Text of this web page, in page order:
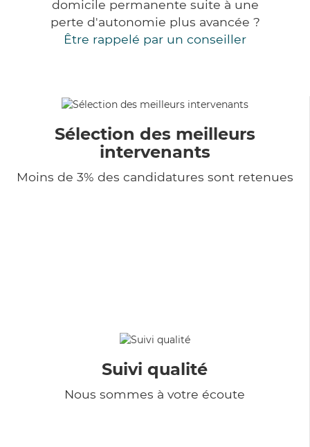
domicile permanente suite à une
perte d'autonomie plus avancée ?
Être rappelé par un conseiller
Sélection des meilleurs
intervenants
Moins de 3% des candidatures sont retenues
Suivi qualité
Nous sommes à votre écoute